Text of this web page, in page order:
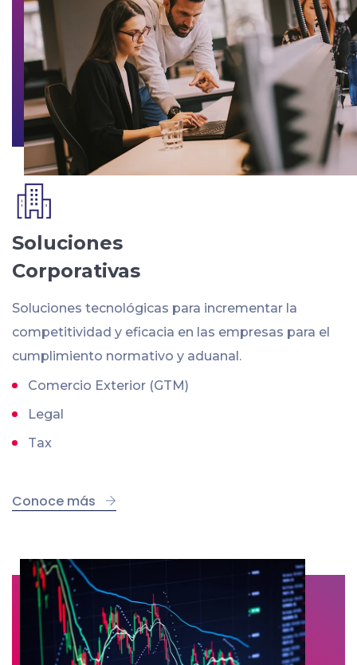
Soluciones
Corporativas
Soluciones tecnológicas para incrementar la
competitividad y eficacia en las empresas para el
cumplimiento normativo y aduanal.
Comercio Exterior (GTM)
Legal
Tax
Conoce más